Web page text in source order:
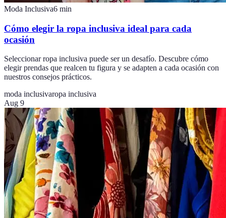
Moda Inclusiva6 min
Cómo elegir la ropa inclusiva ideal para cada
ocasión
Seleccionar ropa inclusiva puede ser un desafío. Descubre cómo
elegir prendas que realcen tu figura y se adapten a cada ocasión con
nuestros consejos prácticos.
moda inclusivaropa inclusiva
Aug 9